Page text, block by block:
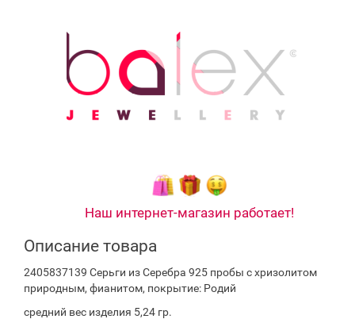
Наш интернет-магазин работает!
Описание товара
2405837139 Серьги из Серебра 925 пробы с хризолитом
природным, фианитом, покрытие: Родий
средний вес изделия 5,24 гр.